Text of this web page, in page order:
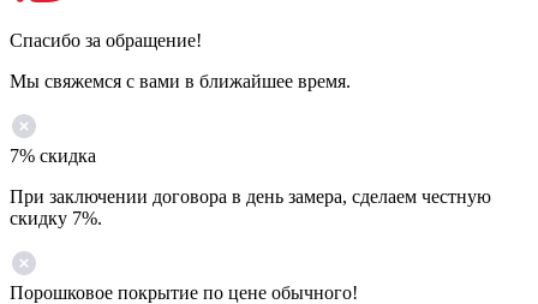
Спасибо за обращение!
Мы свяжемся с вами в ближайшее время.
7% скидка
При заключении договора в день замера, сделаем честную
скидку 7%.
Порошковое покрытие по цене обычного!